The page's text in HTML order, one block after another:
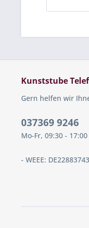
Kunststube
Gern helfen wir
037369 9246
Mo-Fr, 09:30 -
- WEEE: DE22883743